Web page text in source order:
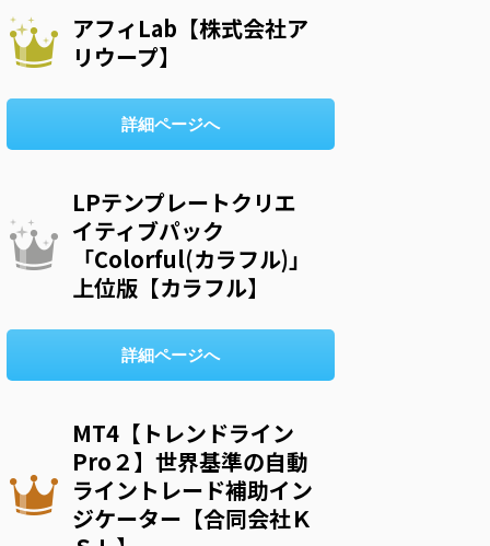
アフィLab【株式会社ア
リウープ】
詳細ページへ
LPテンプレートクリエ
イティブパック
「Colorful(カラフル)」
上位版【カラフル】
詳細ページへ
MT4【トレンドライン
Pro２】世界基準の自動
ライントレード補助イン
ジケーター【合同会社Ｋ